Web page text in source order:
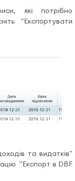
які потрібно
"Експортувати
та видатків"
"Eкспорт в DBF